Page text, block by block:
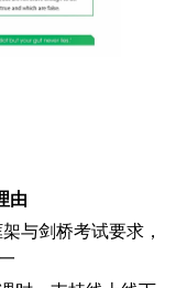
由
与剑桥考试要求，